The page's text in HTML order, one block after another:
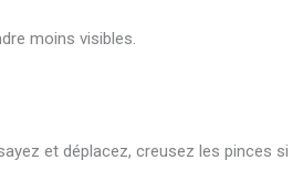
moins visibles.
et déplacez, creusez les pinces si